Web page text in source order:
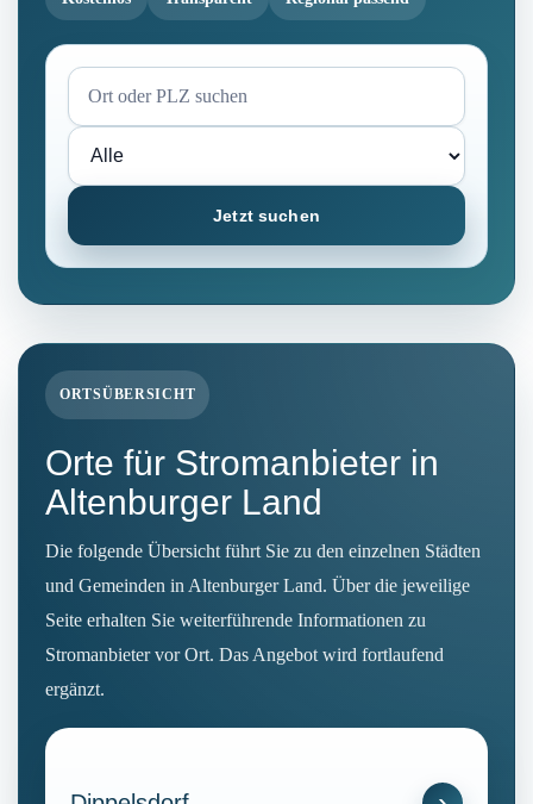
Jetzt suchen
ORTSÜBERSICHT
Orte für Stromanbieter in
Altenburger Land
Die folgende Übersicht führt Sie zu den einzelnen Städten
und Gemeinden in Altenburger Land. Über die jeweilige
Seite erhalten Sie weiterführende Informationen zu
Stromanbieter vor Ort. Das Angebot wird fortlaufend
ergänzt.